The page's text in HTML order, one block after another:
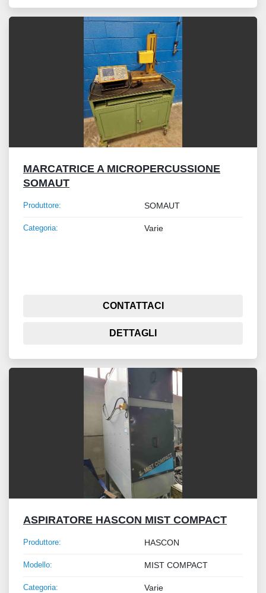
MARCATRICE A MICROPERCUSSIONE
SOMAUT
Produttore: SOMAUT
Categoria: Varie
CONTATTACI
DETTAGLI
ASPIRATORE HASCON MIST COMPACT
Produttore: HASCON
Modello: MIST COMPACT
Categoria: Varie